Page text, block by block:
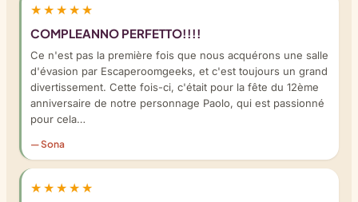
★★★★★
COMPLEANNO PERFETTO!!!!
Ce n'est pas la première fois que nous acquérons une salle
d'évasion par Escaperoomgeeks, et c'est toujours un grand
divertissement. Cette fois-ci, c'était pour la fête du 12ème
anniversaire de notre personnage Paolo, qui est passionné
pour cela…
— Sona
★★★★★